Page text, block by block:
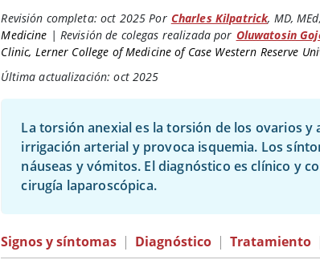
Revisión completa: oct 2025 Por Charles Kilpatrick, MD, MEd,
Medicine | Revisión de colegas realizada por Oluwatosin
Clinic, Lerner College of Medicine of Case Western Reserve
Última actualización: oct 2025
La torsión anexial es la torsión de los ovarios
irrigación arterial y provoca isquemia. Los
náuseas y vómitos. El diagnóstico es clínico y
cirugía laparoscópica.
Signos y síntomas | Diagnóstico | Tratamiento